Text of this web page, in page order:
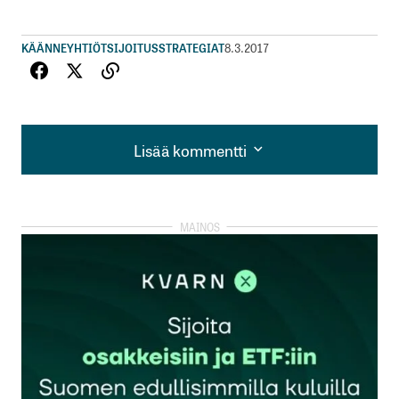
KÄÄNNEYHTIÖTSIJOITUSSTRATEGIAT8.3.2017
Lisää kommentti
Lisää kommentti
kirjautua
rekisteröityä